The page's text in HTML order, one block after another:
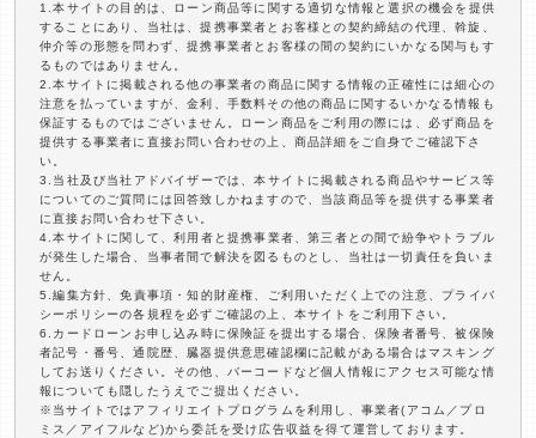
1.本サイトの目的は、ローン商品等に関する適切な情報と選択の機会を提供
することにあり、当社は、提携事業者とお客様との契約締結の代理、斡旋、
仲介等の形態を問わず、提携事業者とお客様の間の契約にいかなる関与もす
るものではありません。
2.本サイトに掲載される他の事業者の商品に関する情報の正確性には細心の
注意を払っていますが、金利、手数料その他の商品に関するいかなる情報も
保証するものではございません。ローン商品をご利用の際には、必ず商品を
提供する事業者に直接お問い合わせの上、商品詳細をご自身でご確認下さ
い。
3.当社及び当社アドバイザーでは、本サイトに掲載される商品やサービス等
についてのご質問には回答致しかねますので、当該商品等を提供する事業者
に直接お問い合わせ下さい。
4.本サイトに関して、利用者と提携事業者、第三者との間で紛争やトラブル
が発生した場合、当事者間で解決を図るものとし、当社は一切責任を負いま
せん。
5.編集方針、免責事項・知的財産権、ご利用いただく上での注意、プライバ
シーポリシーの各規程を必ずご確認の上、本サイトをご利用下さい。
6.カードローンお申し込み時に保険証を提出する場合、保険者番号、被保険
者記号・番号、通院歴、臓器提供意思確認欄に記載がある場合はマスキング
してお送りください。その他、バーコードなど個人情報にアクセス可能な情
報についても隠したうえでご提出ください。
※当サイトではアフィリエイトプログラムを利用し、事業者(アコム／プロ
ミス／アイフルなど)から委託を受け広告収益を得て運営しております。